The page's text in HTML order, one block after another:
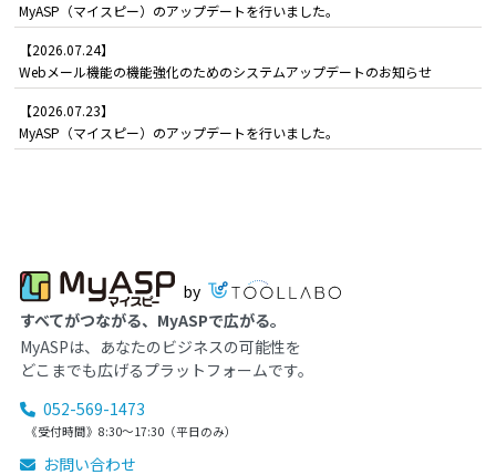
MyASP（マイスピー）のアップデートを行いました。
【2026.07.24】
Webメール機能の機能強化のためのシステムアップデートのお知らせ
【2026.07.23】
MyASP（マイスピー）のアップデートを行いました。
by
すべてがつながる、MyASPで広がる。
MyASPは、あなたのビジネスの可能性を
どこまでも広げるプラットフォームです。
052-569-1473
《受付時間》8:30～17:30（平日のみ）
お問い合わせ